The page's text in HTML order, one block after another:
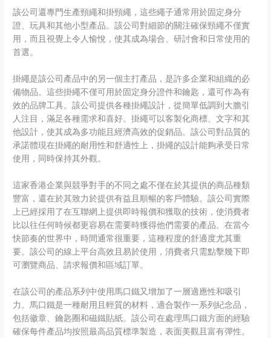
該公司還專門生產頸繩和掛頸繩，這些繩子通常用於固定身分
證、玩具和其他小型產品。該公司對細節的關注確保頸繩不僅實
用，而且視覺上令人愉悅，使其成為場合、研討會和日常使用的
首選。
掛繩是該公司產品中的另一個主打產品，是許多企業和組織的必
備物品。這些掛繩不僅可用於固定身分證件和鑰匙，還可作為有
效的品牌工具。該公司提供各種掛繩設計，從簡單低調到大膽引
人注目，滿足各種需求和喜好。掛繩可以客製化商標、文字和其
他設計，使其成為多功能且經濟高效的促銷品。該公司對品質的
承諾體現在掛繩的耐用性和舒適性上，掛繩的設計能夠承受日常
使用，同時保持其外觀。
這家香港企業與競爭對手的不同之處不僅在於其提供的商品種類
豐富，還在於其致力於提供有益且順暢的客戶體驗。該公司實際
上已經採用了在互聯網上提供即時報價和獲取的技術，使消費者
比以往任何時候都更容易在需要時獲得他們需要的產品。在當今
快節奏的世界中，時間通常很重要，這種程度的舒適度尤其重
要。該公司的線上平台高效且易於使用，消費者只需點擊幾下即
可瀏覽商品、請求報價和區域訂單。
在該公司的產品系列中使用馬口鐵又增加了一層適應性和吸引
力。馬口鐵是一種耐用且輕質的材料，適合製作一系列紀念品，
包括徽章、鑰匙圈和磁鐵貼紙。該公司在處理馬口鐵方面的經驗
確保每件產品均按照最高品質標準製造，表面美觀且富有彈性。